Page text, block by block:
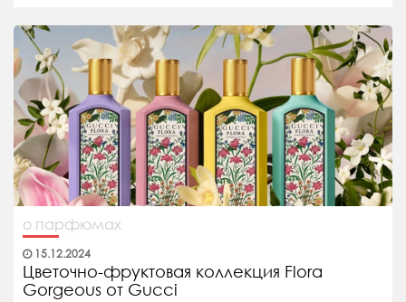
о парфюмах
15.12.2024
Цветочно-фруктовая коллекция Flora
Gorgeous от Gucci